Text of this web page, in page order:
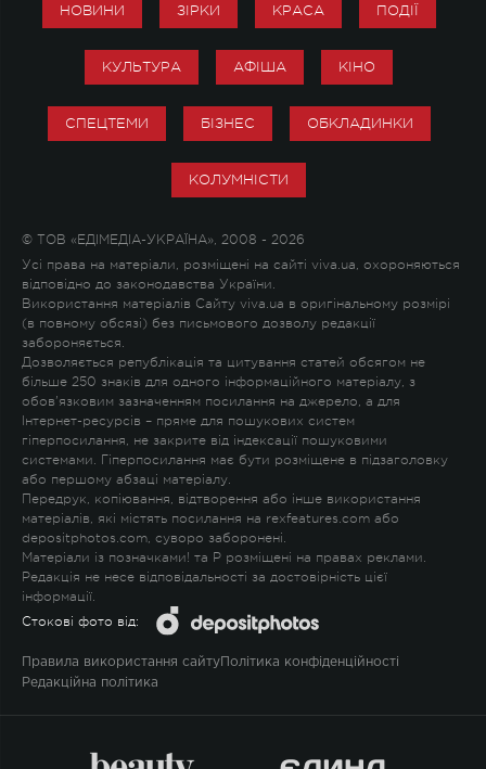
НОВИНИ ЗІРКИ КРАСА ПОДІЇ
КУЛЬТУРА АФІША КІНО
СПЕЦТЕМИ БІЗНЕС ОБКЛАДИНКИ
КОЛУМНІСТИ
© ТОВ «ЕДІМЕДІА-УКРАЇНА», 2008 - 2026
Усі права на матеріали, розміщені на сайті viva.ua, охороняються
відповідно до законодавства України.
Використання матеріалів Сайту viva.ua в оригінальному розмірі
(в повному обсязі) без письмового дозволу редакції
забороняється.
Дозволяється републікація та цитування статей обсягом не
більше 250 знаків для одного інформаційного матеріалу, з
обов'язковим зазначенням посилання на джерело, а для
Інтернет-ресурсів – пряме для пошукових систем
гіперпосилання, не закрите від індексації пошуковими
системами. Гіперпосилання має бути розміщене в підзаголовку
або першому абзаці матеріалу.
Передрук, копіювання, відтворення або інше використання
матеріалів, які містять посилання на rexfeatures.com або
depositphotos.com, суворо заборонені.
Матеріали із позначками! та P розміщені на правах реклами.
Редакція не несе відповідальності за достовірність цієї
інформації.
Стокові фото від:
Правила використання сайту Політика конфіденційності
Редакційна політика